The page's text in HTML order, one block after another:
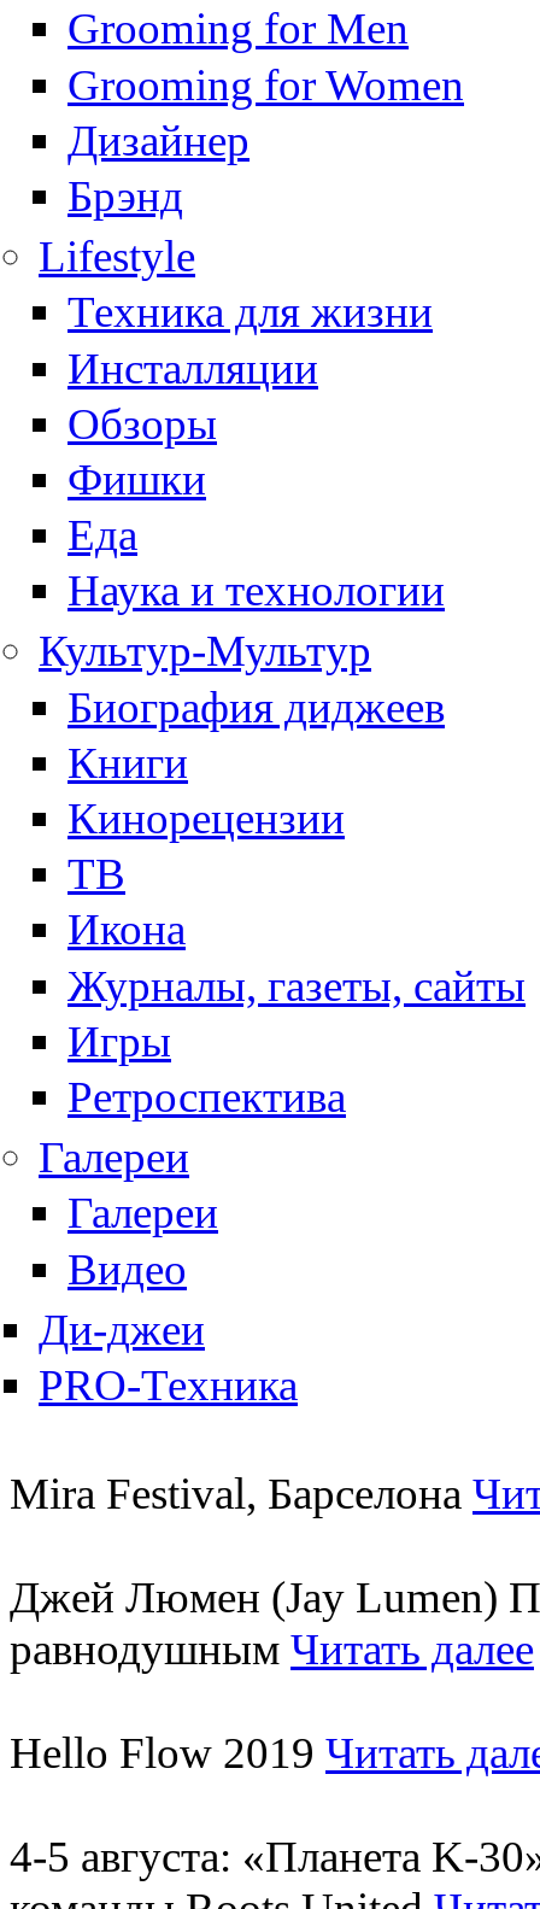
Grooming for Men
Grooming for Women
Дизайнер
Брэнд
Lifestyle
Техника для жизни
Инсталляции
Обзоры
Фишки
Еда
Наука и технологии
Культур-Мультур
Биография диджеев
Книги
Кинорецензии
ТВ
Икона
Журналы, газеты, сайты
Игры
Ретроспектива
Галереи
Галереи
Видео
Ди-джеи
PRO-Техника
Mira Festival, Барселона
Джей Люмен (Jay Lumen)
равнодушным Читать далее
Hello Flow 2019 Читать
4-5 августа: «Планета K-